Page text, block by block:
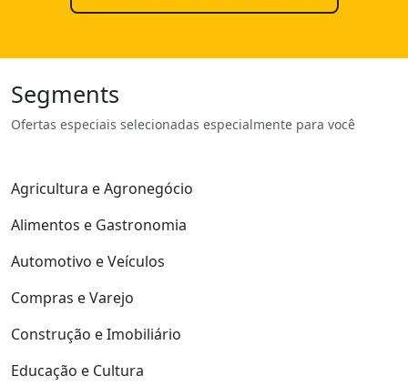
Segments
Ofertas especiais selecionadas especialmente para você
Agricultura e Agronegócio
Alimentos e Gastronomia
Automotivo e Veículos
Compras e Varejo
Construção e Imobiliário
Educação e Cultura